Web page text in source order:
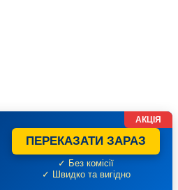
ПЕРЕКАЗАТИ ЗАРАЗ
✓ Без комісії
✓ Швидко та вигідно
АКЦІЯ